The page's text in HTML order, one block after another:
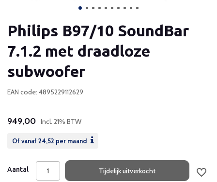
Philips B97/10 SoundBar
7.1.2 met draadloze
subwoofer
EAN code: 4895229112629
949,00 Incl. 21% BTW
Of vanaf 24,52 per maand
Aantal Tijdelijk uitverkocht